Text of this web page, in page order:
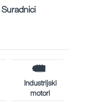
Suradnici
Industrijski
motori